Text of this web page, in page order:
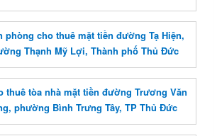
phòng cho thuê mặt tiền đường Tạ Hiện,
Thạnh Mỹ Lợi, Thành phố Thủ Đức
thuê tòa nhà mặt tiền đường Trương Văn
phường Bình Trưng Tây, TP Thủ Đức